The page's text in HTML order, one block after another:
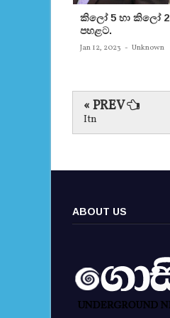
කිලෝ 5 හා කිලෝ
පහළට.
Jan 12, 2023 - Unknown
« PREV
Itn
ABOUT US